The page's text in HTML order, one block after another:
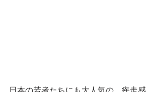
日本の若者たちにも大人気の、疾走感